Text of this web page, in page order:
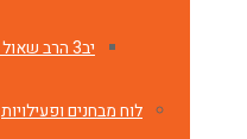
יב3 הרב שאול קלכהיים
לוח מבחנים ופעילויות